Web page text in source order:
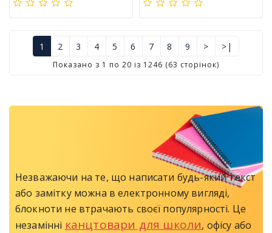
1 2 3 4 5 6 7 8 9 > >|
Показано з 1 по 20 із 1246 (63 сторінок)
Незважаючи на те, що написати будь-який текст
або замітку можна в електронному вигляді,
блокноти не втрачають своєї популярності. Це
незамінні канцтовари для школи, офісу або